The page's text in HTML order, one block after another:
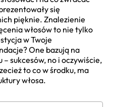
się
pięknie. Znalezienie
włosów to nie tylko
w Twoje
One bazują na
sukcesów, no i oczywiście,
to co w środku, ma
włosa.